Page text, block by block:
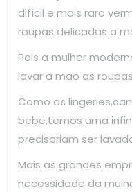
difícil e mais raro
roupas delicadas a
Pois a mulher
lavar a mão as
Como as
bebe,temos uma
precisariam ser
Mais as grandes
necessidade da